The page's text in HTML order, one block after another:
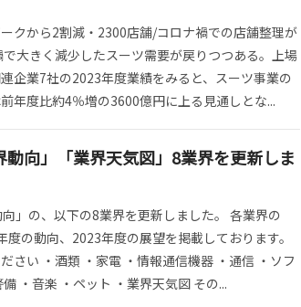
クから2割減・2300店舗/コロナ禍での店舗整理が
で大きく減少したスーツ需要が戻りつつある。上場
企業7社の2023年度業績をみると、スーツ事業の
年度比約4％増の3600億円に上る見通しとな...
動向」「業界天気図」8業界を更新しま
向」の、以下の8業界を更新しました。 各業界の
度の動向、2023年度の展望を掲載しております。
さい ・酒類 ・家電 ・情報通信機器 ・通信 ・ソフ
備 ・音楽 ・ペット ・業界天気図 その...